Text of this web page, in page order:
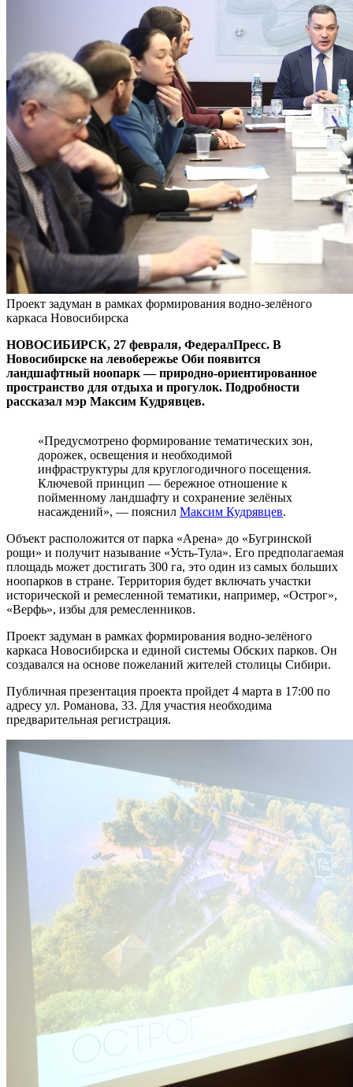
Проект задуман в рамках формирования водно-зелёного
каркаса Новосибирска
НОВОСИБИРСК, 27 февраля, ФедералПресс. В
Новосибирске на левобережье Оби появится
ландшафтный ноопарк — природно-ориентированное
пространство для отдыха и прогулок. Подробности
рассказал мэр Максим Кудрявцев.
«Предусмотрено формирование тематических зон,
дорожек, освещения и необходимой
инфраструктуры для круглогодичного посещения.
Ключевой принцип — бережное отношение к
пойменному ландшафту и сохранение зелёных
насаждений», — пояснил Максим Кудрявцев.
Объект расположится от парка «Арена» до «Бугринской
рощи» и получит называние «Усть-Тула». Его предполагаемая
площадь может достигать 300 га, это один из самых больших
ноопарков в стране. Территория будет включать участки
исторической и ремесленной тематики, например, «Острог»,
«Верфь», избы для ремесленников.
Проект задуман в рамках формирования водно-зелёного
каркаса Новосибирска и единой системы Обских парков. Он
создавался на основе пожеланий жителей столицы Сибири.
Публичная презентация проекта пройдет 4 марта в 17:00 по
адресу ул. Романова, 33. Для участия необходима
предварительная регистрация.